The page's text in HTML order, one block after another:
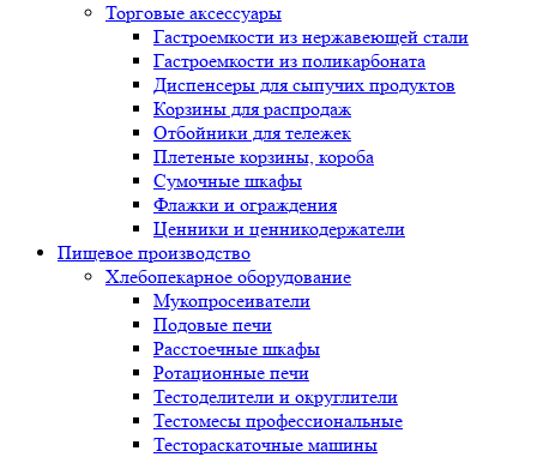
Торговые аксессуары
Гастроемкости из нержавеющей стали
Гастроемкости из поликарбоната
Диспенсеры для сыпучих продуктов
Корзины для распродаж
Отбойники для тележек
Плетеные корзины, короба
Сумочные шкафы
Флажки и ограждения
Ценники и ценникодержатели
Пищевое производство
Хлебопекарное оборудование
Мукопросеиватели
Подовые печи
Расстоечные шкафы
Ротационные печи
Тестоделители и округлители
Тестомесы профессиональные
Тестораскаточные машины